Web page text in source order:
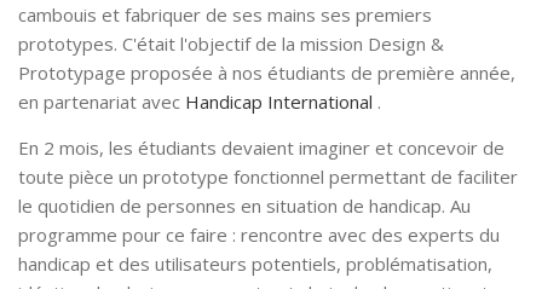
cambouis et fabriquer de ses mains ses premiers
prototypes. C'était l'objectif de la mission Design &
Prototypage proposée à nos étudiants de première année,
en partenariat avec Handicap International .
En 2 mois, les étudiants devaient imaginer et concevoir de
toute pièce un prototype fonctionnel permettant de faciliter
le quotidien de personnes en situation de handicap. Au
programme pour ce faire : rencontre avec des experts du
handicap et des utilisateurs potentiels, problématisation,